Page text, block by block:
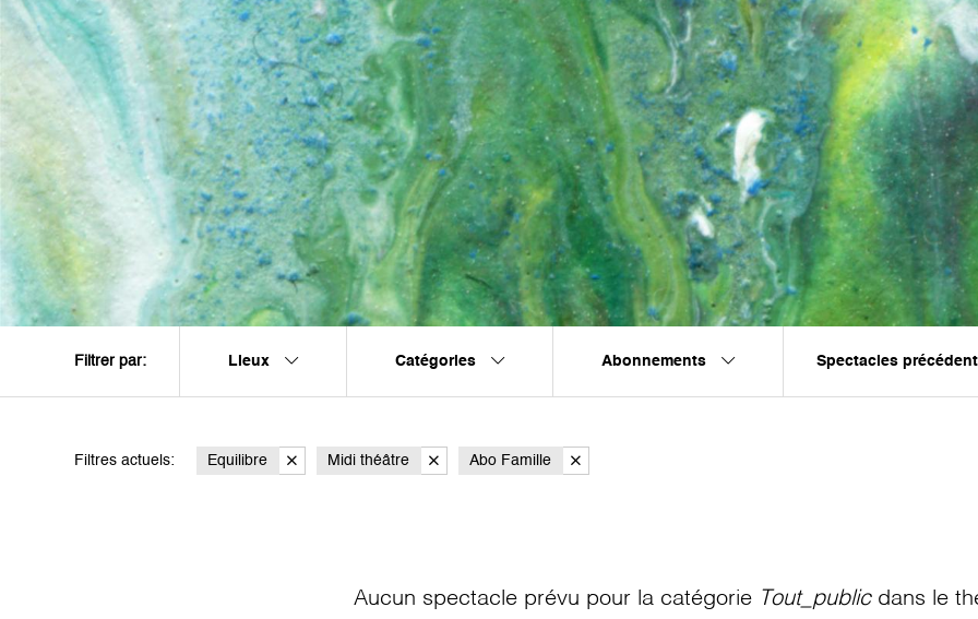
Filtrer par: Lieux Catégories Abonnements Spectacles
Filtres actuels: Equilibre Midi théâtre Abo Famille
Aucun spectacle prévu pour la catégorie Tout_publicdans le